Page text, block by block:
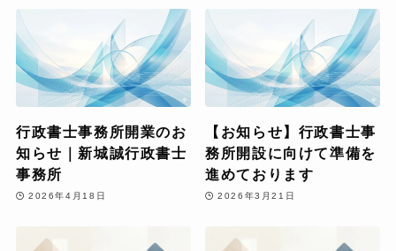
行政書士事務所開業のお
知らせ｜新城誠行政書士
事務所
2026年4月18日
【お知らせ】行政書士事
務所開設に向けて準備を
進めております
2026年3月21日